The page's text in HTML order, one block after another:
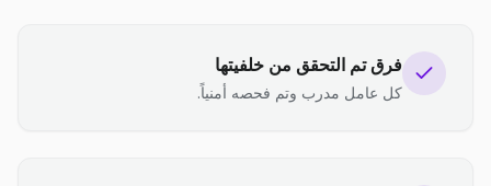
فرق تم التحقق من خلفيتها
كل عامل مدرب وتم فحصه أمنياً.